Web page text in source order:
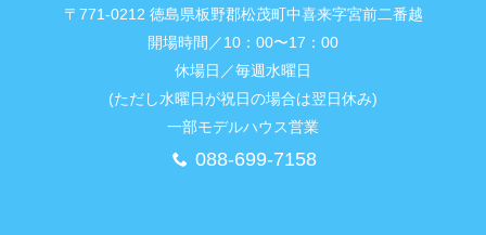
〒771-0212 徳島県板野郡松茂町中喜来字宮前二番越
開場時間／10：00〜17：00
休場日／毎週水曜日
(ただし水曜日が祝日の場合は翌日休み)
一部モデルハウス営業
088-699-7158